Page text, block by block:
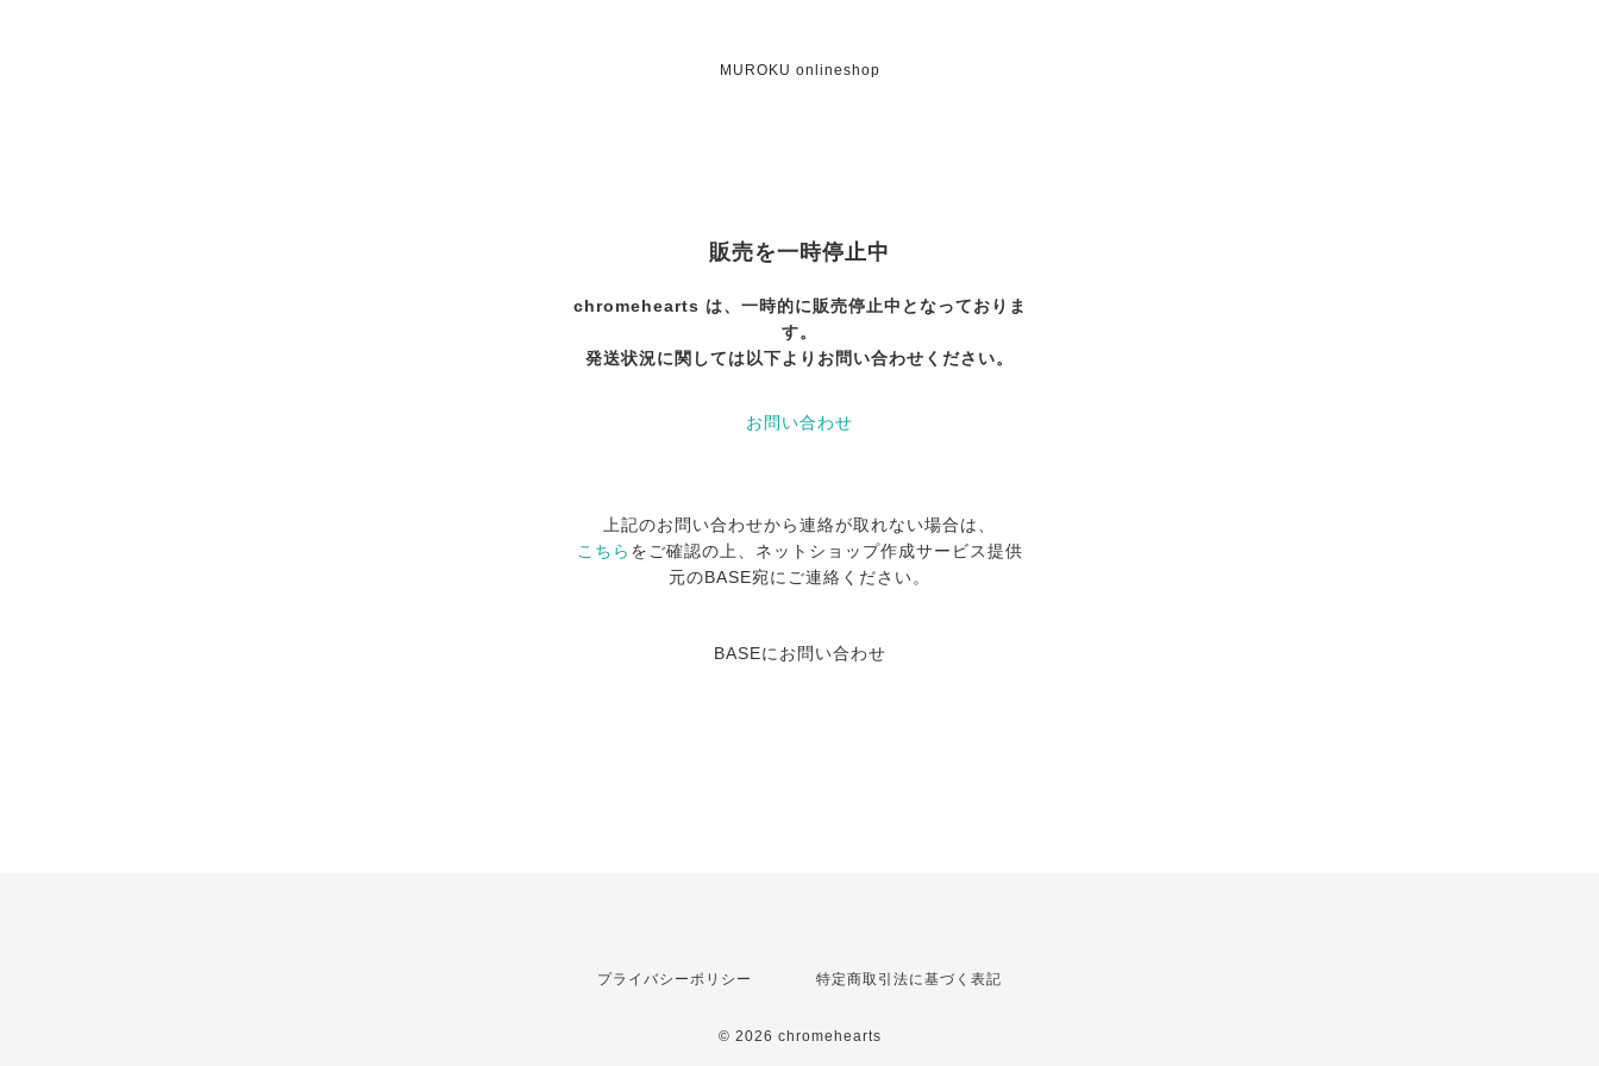
MUROKU onlineshop
販売を一時停止中
chromehearts は、一時的に販売停止中となっておりま
す。
発送状況に関しては以下よりお問い合わせください。
お問い合わせ
上記のお問い合わせから連絡が取れない場合は、
こちら をご確認の上、ネットショップ作成サービス提供
元のBASE宛にご連絡ください。
BASEにお問い合わせ
プライバシーポリシー 特定商取引法に基づく表記
© 2026 chromehearts